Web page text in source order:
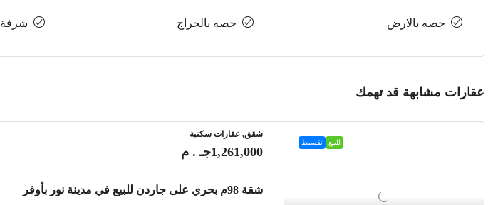
حصه بالارض حصه بالجراج شرفة
عقارات مشابهة قد تهمك
للبيع تقسيط
شقق, عقارات سكنية
1,261,000جـ . م
شقة 98م بحري على جاردن للبيع في مدينة نور بأوفر